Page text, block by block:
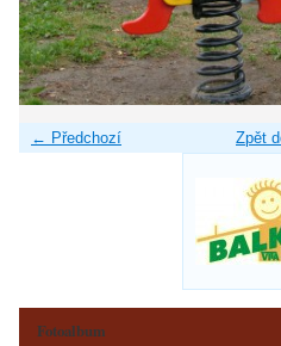
← Předchozí Zpět
Fotoalbum